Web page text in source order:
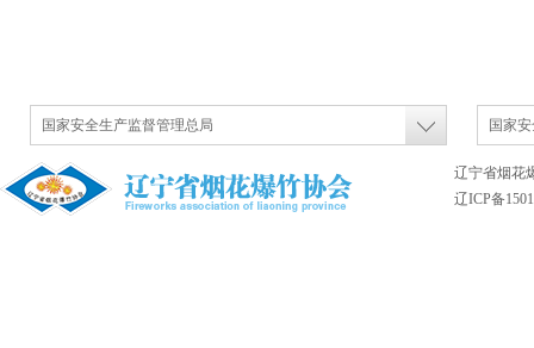
国家安全生产监督管理总局 国家
辽宁省烟花
辽ICP备